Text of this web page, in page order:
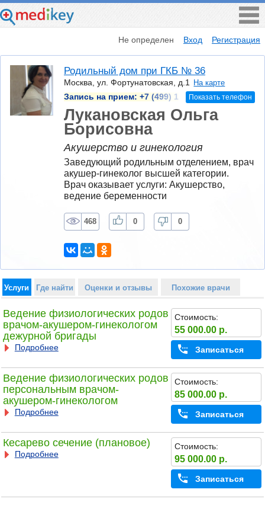
Не определен Вход Регистрация
Родильный дом при ГКБ № 36
Москва, ул. Фортунатовская, д.1
На карте
Запись на прием: +7 (499) 1 Показать телефон
Лукановская Ольга
Борисовна
Акушерство и гинекология
Заведующий родильным отделением, врач
акушер-гинеколог высшей категории.
Врач оказывает услуги: Акушерство,
ведение беременности
468 0 0
Услуги Где найти Оценки и отзывы Похожие врачи
Ведение физиологических родов
врачом-акушером-гинекологом
дежурной бригады
Подробнее
Стоимость:
55 000.00 р.
Записаться
Ведение физиологических родов
персональным врачом-
акушером-гинекологом
Подробнее
Стоимость:
85 000.00 р.
Записаться
Кесарево сечение (плановое)
Подробнее
Стоимость:
95 000.00 р.
Записаться